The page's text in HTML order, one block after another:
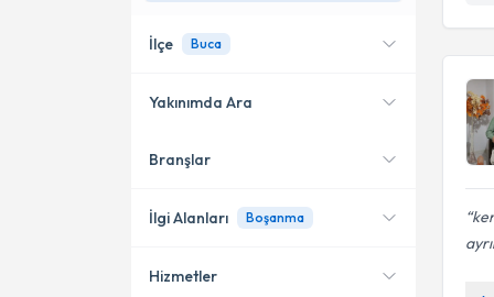
İlçe Buca
Karşıyaka
Konak
Yakınımda Ara
Konumuma yakın uzmanları
Branşlar
Psikoloji
İlgi Alanları Boşanma
Hizmetler